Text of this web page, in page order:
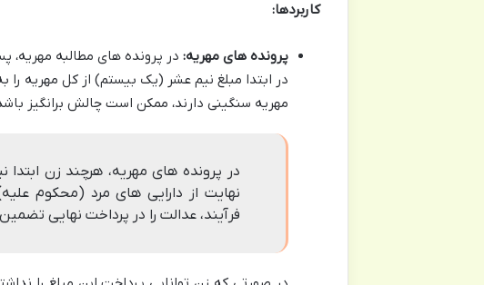
کاربردها:
پرونده های مهریه: در پرونده های مطالبه
در ابتدا مبلغ نیم عشر (یک بیستم) از کل مهریه
مهریه سنگینی دارند، ممکن است چالش برانگیز
در پرونده های مهریه، هرچند زن ابتدا
نهایت از دارایی های مرد (محکوم
فرآیند، عدالت را در پرداخت نهایی